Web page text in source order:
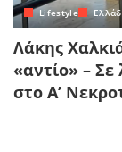
Lifestyle
Λάκης
«αντίο» –
στο Α’